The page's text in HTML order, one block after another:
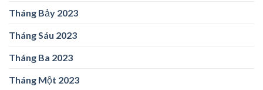
Tháng Bảy 2023
Tháng Sáu 2023
Tháng Ba 2023
Tháng Một 2023